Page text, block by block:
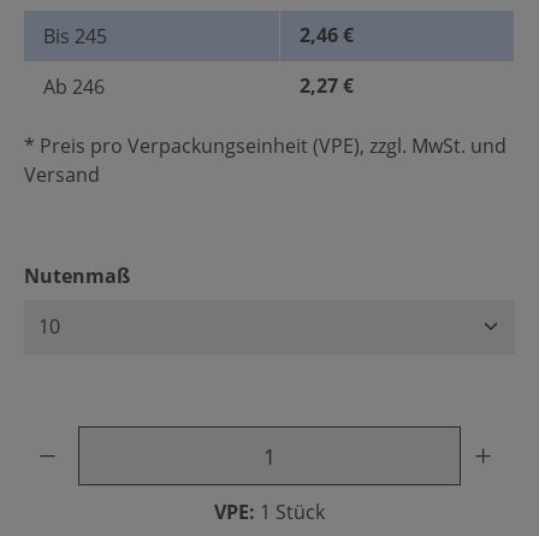
Bis 245
2,46 €
Ab 246 2,27 €
* Preis pro Verpackungseinheit (VPE), zzgl. MwSt. und
Versand
Nutenmaßauswählen
VPE: 1 Stück